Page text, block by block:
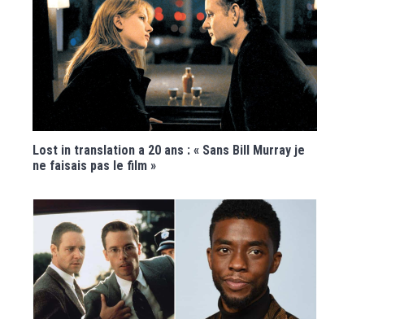
Lost in translation a 20 ans : « Sans Bill Murray je
ne faisais pas le film »